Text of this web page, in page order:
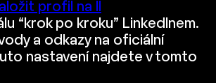
profil na II
“krok po kroku” LinkedInem.
a odkazy na oficiální
nastavení najdete v tomto